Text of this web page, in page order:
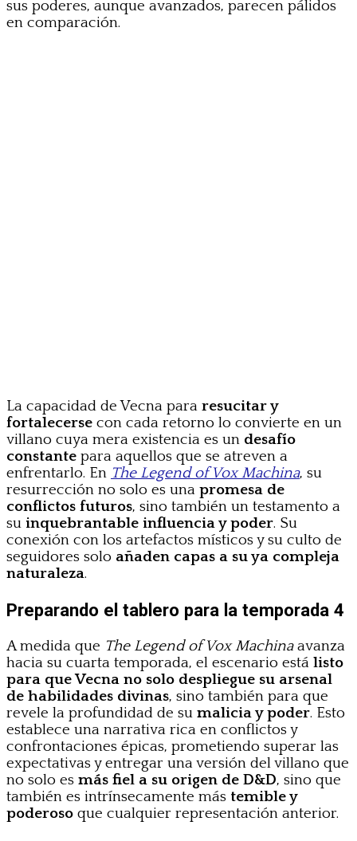
sus poderes, aunque avanzados, parecen pálidos
en comparación.
La capacidad de Vecna para resucitar y
fortalecerse con cada retorno lo convierte en un
villano cuya mera existencia es un desafío
constante para aquellos que se atreven a
enfrentarlo. En The Legend of Vox Machina, su
resurrección no solo es una promesa de
conflictos futuros, sino también un testamento a
su inquebrantable influencia y poder. Su
conexión con los artefactos místicos y su culto de
seguidores solo añaden capas a su ya compleja
naturaleza.
Preparando el tablero para la temporada 4
A medida que The Legend of Vox Machinaavanza
hacia su cuarta temporada, el escenario está listo
para que Vecna no solo despliegue su arsenal
de habilidades divinas, sino también para que
revele la profundidad de su malicia y poder. Esto
establece una narrativa rica en conflictos y
confrontaciones épicas, prometiendo superar las
expectativas y entregar una versión del villano que
no solo es más fiel a su origen de D&D, sino que
también es intrínsecamente más temible y
poderoso que cualquier representación anterior.